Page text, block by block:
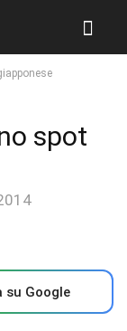
spot
Google